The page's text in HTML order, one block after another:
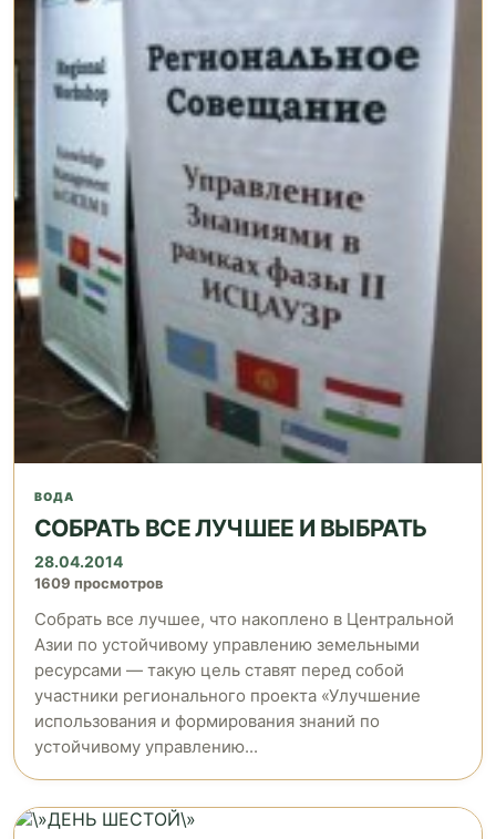
ВОДА
СОБРАТЬ ВСЕ ЛУЧШЕЕ И ВЫБРАТЬ
28.04.2014
1609 просмотров
Собрать все лучшее, что накоплено в Центральной
Азии по устойчивому управлению земельными
ресурсами — такую цель ставят перед собой
участники регионального проекта «Улучшение
использования и формирования знаний по
устойчивому управлению...